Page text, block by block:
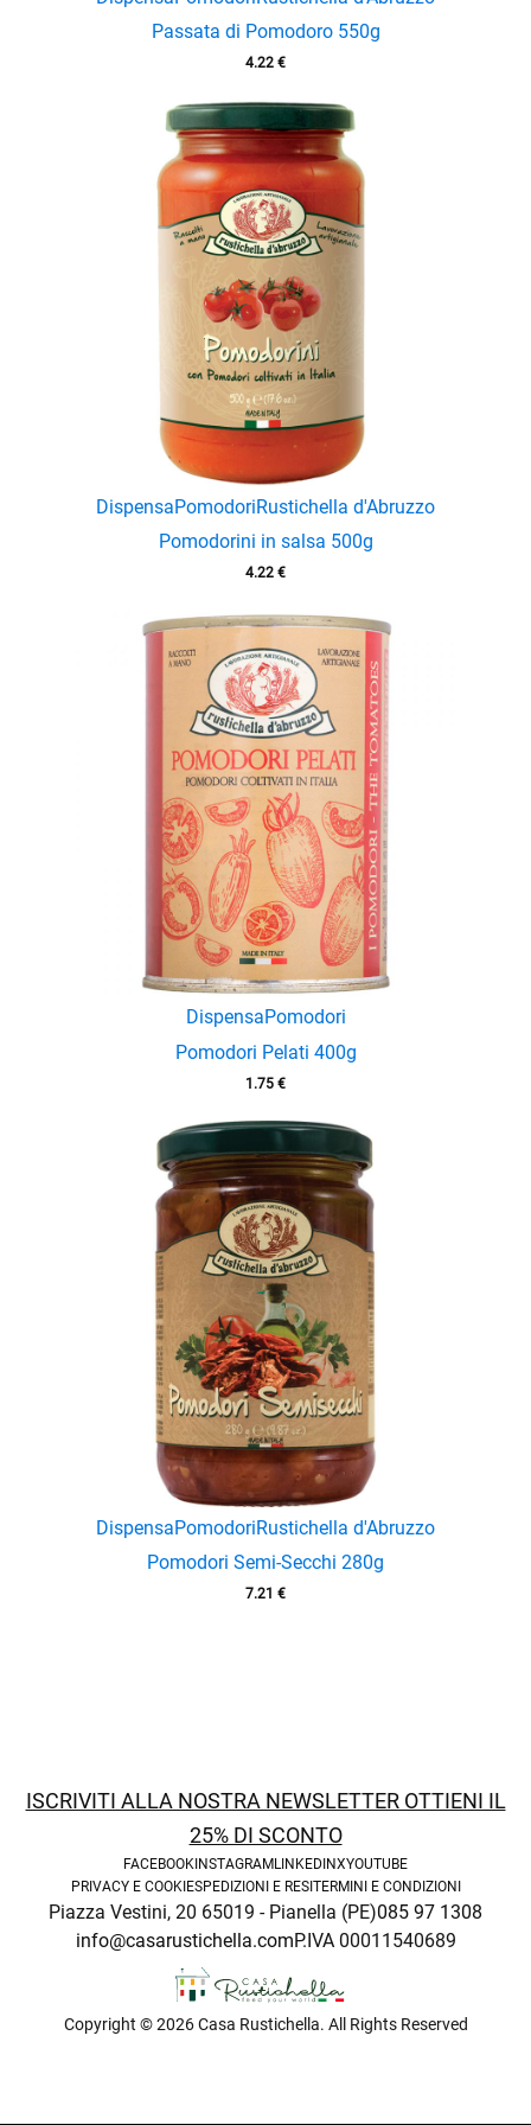
Passata di Pomodoro 550g
4.22 €
DispensaPomodoriRustichella d'Abruzzo
Pomodorini in salsa 500g
4.22 €
DispensaPomodori
Pomodori Pelati 400g
1.75 €
DispensaPomodoriRustichella d'Abruzzo
Pomodori Semi-Secchi 280g
7.21 €
ISCRIVITI ALLA NOSTRA NEWSLETTER OTTIENI IL
25% DI SCONTO
FACEBOOK INSTAGRAM LINKEDINXYOUTUBE
PRIVACY E COOKIESPEDIZIONI E RESI TERMINI E CONDIZIONI
Piazza Vestini, 20 65019 - Pianella (PE)085 97 1308
info@casarustichella.comP.IVA 00011540689
Copyright © 2026 Casa Rustichella. All Rights Reserved